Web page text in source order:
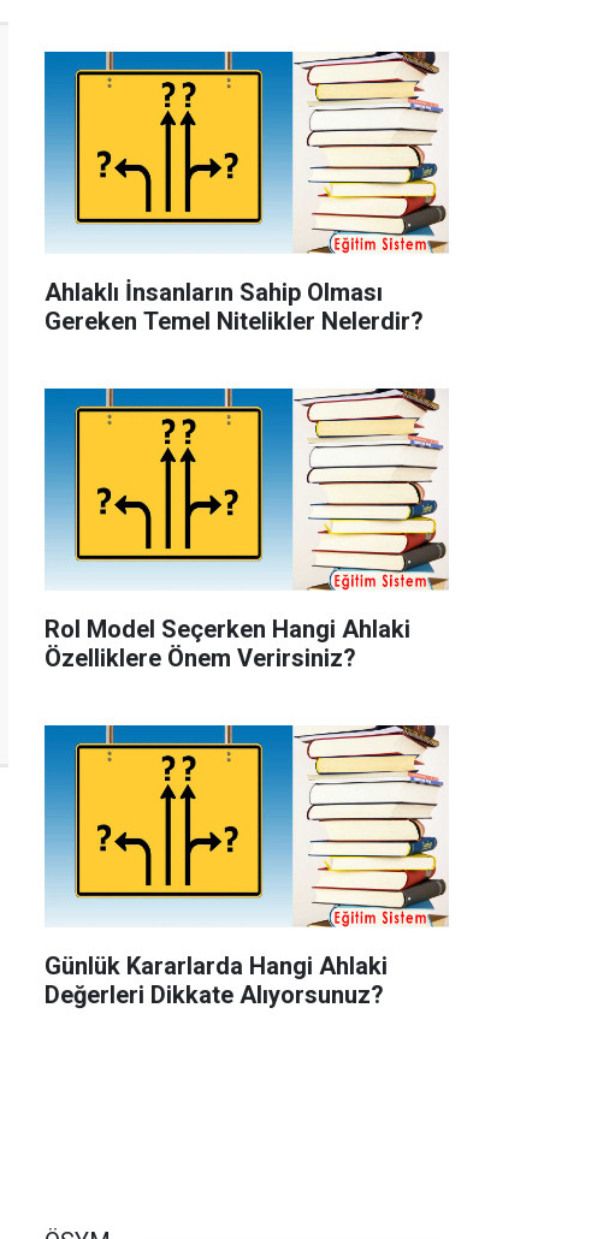
Ahlaklı İnsanların Sahip Olması
Gereken Temel Nitelikler Nelerdir?
Rol Model Seçerken Hangi Ahlaki
Özelliklere Önem Verirsiniz?
Günlük Kararlarda Hangi Ahlaki
Değerleri Dikkate Alıyorsunuz?